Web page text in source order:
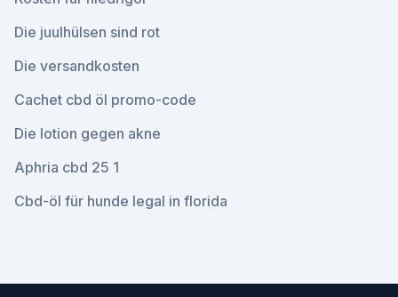
Die juulhülsen sind rot
Die versandkosten
Cachet cbd öl promo-code
Die lotion gegen akne
Aphria cbd 25 1
Cbd-öl für hunde legal in florida